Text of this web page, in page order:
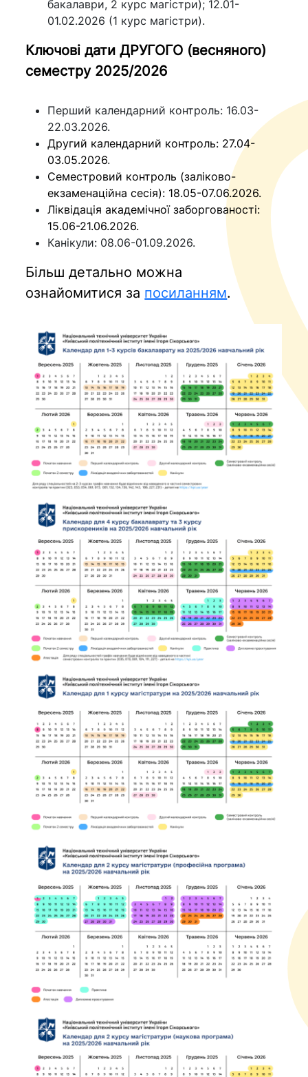
бакалаври, 2 курс магістри); 12.01-
01.02.2026 (1 курс магістри).
Ключові дати ДРУГОГО (весняного)
семестру 2025/2026
Перший календарний контроль: 16.03-
22.03.2026.
Другий календарний контроль: 27.04-
03.05.2026.
Семестровий контроль (заліково-
екзаменаційна сесія): 18.05-07.06.2026.
Ліквідація академічної заборгованості:
15.06-21.06.2026.
Канікули: 08.06-01.09.2026.
Більш детально можна
ознайомитися за посиланням.